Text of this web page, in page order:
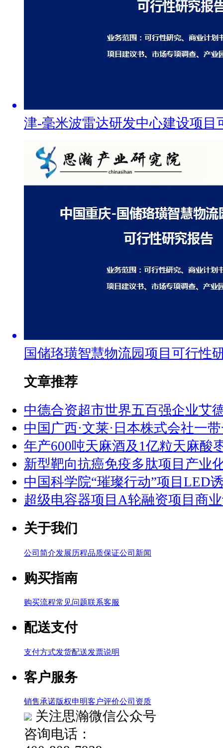
津-毫米波雷达研发中心建设项目
国储珞璜智慧物流园项目可行性
文章推荐
中德合资超市世界五百强企业艾
中国广西·文莱·日本株式会社一
年产600吨天麻酒及1亿粒天麻酸
新型靶向抗癌免疫多肽项目产业
中国科学院“璀璨行动”项目LED
超级电容器项目A轮融资项目商
关于我们
公司简介发展历程品质保证公司新闻
购买指南
购买流程常见问题联系客服
配送支付
支付方式发货配送发票说明
客户服务
销售承诺版权申明客户评价公司资质
关注思瀚微信公众号
咨询电话：